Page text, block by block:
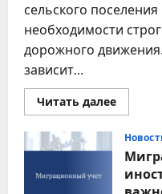
сельского
необходимости
дорожного
зависит...
Читать далее
больше
правил
—
залог